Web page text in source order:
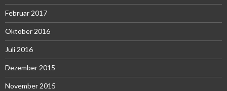
Februar 2017
Oktober 2016
Juli 2016
Dezember 2015
November 2015